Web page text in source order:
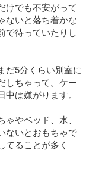
けでも不安がって
ないと落ち着かな
で待っていたりし
だ5分くらい別室に
しちゃって。ケー
は嫌がります。
やベッド、水、
ないとおもちゃで
てることが多く